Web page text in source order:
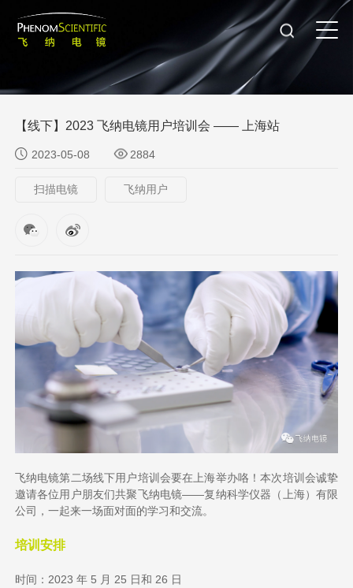
【线下】2023 飞纳电镜用户培训会 —— 上海站
2023-05-08 2884
扫描电镜 飞纳用户
飞纳电镜第二场线下用户培训会要在上海举办咯！本次培训会诚挚
邀请各位用户朋友们共聚飞纳电镜——复纳科学仪器（上海）有限
公司，一起来一场面对面的学习和交流。
培训安排
时间：2023 年 5 月 25 日和 26 日